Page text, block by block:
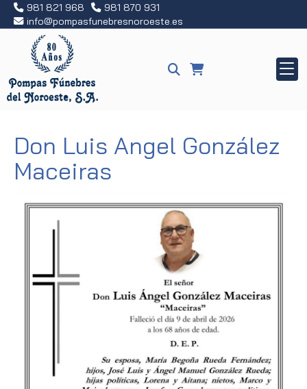
981 821 968
981 870 931
info
pompasfunebresnoroeste.es
Don Luis Angel González
Maceiras